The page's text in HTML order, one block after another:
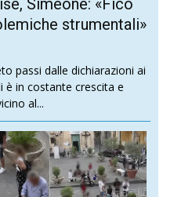
Simeone: «Fico
strumentali»
passi dalle dichiarazioni ai
in costante crescita e
al...